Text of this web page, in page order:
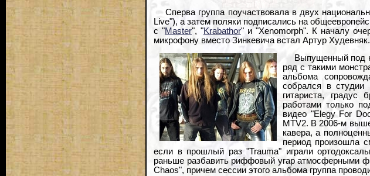
Сперва группа поучаствовала в двух
Live"), а затем поляки подписались на
с "Master", "Krabathor" и "Xenomorph". К началу
микрофону вместо Зинкевича встал Артур Худевняк.
Выпущенный под
ряд с такими
альбома
собрался в студии
гитариста,
работами только
видео "Elegy For
MTV2. В 2006-м
кавера, а
период произошла
если в прошлый раз "Trauma" играли
раньше разбавить риффовый угар атмосферными
Chaos", причем сессии этого альбома группа